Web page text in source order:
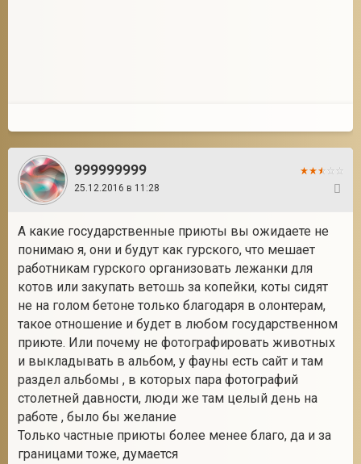
999999999
25.12.2016 в 11:28
А какие государственные приюты вы ожидаете не
понимаю я, они и будут как гурского, что мешает
работникам гурского организовать лежанки для
котов или закупать ветошь за копейки, коты сидят
не на голом бетоне только благодаря в олонтерам,
такое отношение и будет в любом государственном
приюте. Или почему не фотографировать животных
и выкладывать в альбом, у фауны есть сайт и там
раздел альбомы , в которых пара фотографий
столетней давности, люди же там целый день на
работе , было бы желание
Только частные приюты более менее благо, да и за
границами тоже, думается